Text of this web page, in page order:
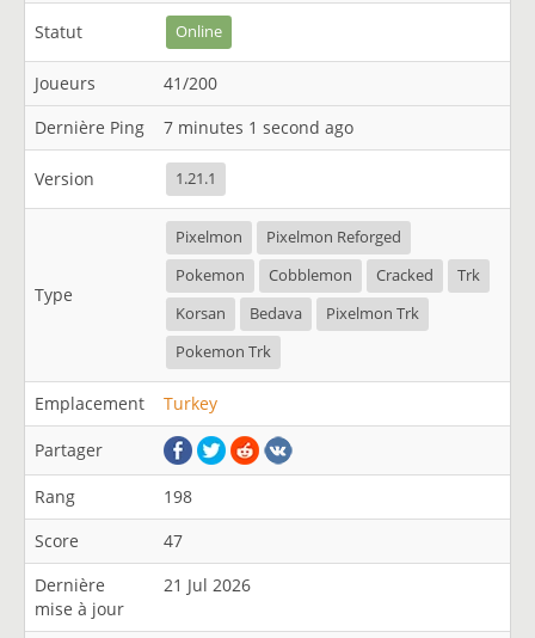
Statut Online
Joueurs
41/200
Dernière Ping
7 minutes 1 second ago
Version 1.21.1
Type
Pixelmon
Pixelmon Reforged
Pokemon
Cobblemon Cracked
Trk
Korsan
Bedava
Pixelmon Trk
Pokemon Trk
Emplacement Turkey
Partager
Rang
198
Score
47
Dernière
mise à jour
21 Jul 2026